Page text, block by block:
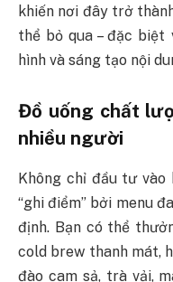
khiến nơi đây trở
thể bỏ qua – đặc
hình và sáng tạo nội
Đồ uống chất
nhiều người
Không chỉ đầu tư
“ghi điểm” bởi menu
định. Bạn có thể
cold brew thanh mát,
đào cam sả, trà vải,